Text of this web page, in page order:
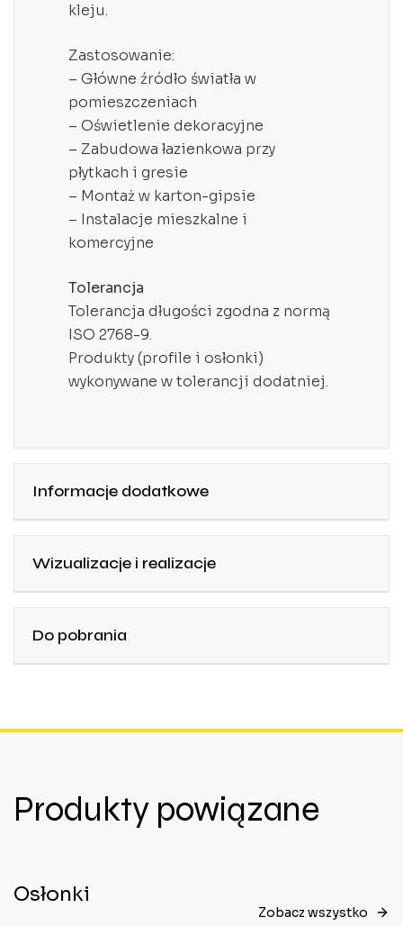
kleju.
Zastosowanie:
– Główne źródło światła w
pomieszczeniach
– Oświetlenie dekoracyjne
– Zabudowa łazienkowa przy
płytkach i gresie
– Montaż w karton-gipsie
– Instalacje mieszkalne i
komercyjne
Tolerancja
Tolerancja długości zgodna z normą
ISO 2768-9.
Produkty (profile i osłonki)
wykonywane w tolerancji dodatniej.
Informacje dodatkowe
Wizualizacje i realizacje
Do pobrania
Produkty powiązane
Osłonki
Zobacz wszystko